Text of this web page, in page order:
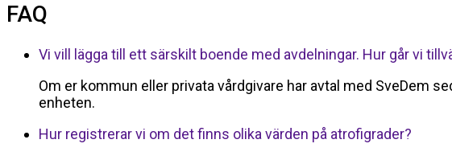
FAQ
Vi vill lägga till ett särskilt boende med avdelningar. Hur går vi
Om er kommun eller privata vårdgivare har avtal med SveDem
enheten.
Hur registrerar vi om det finns olika värden på atrofigrader?